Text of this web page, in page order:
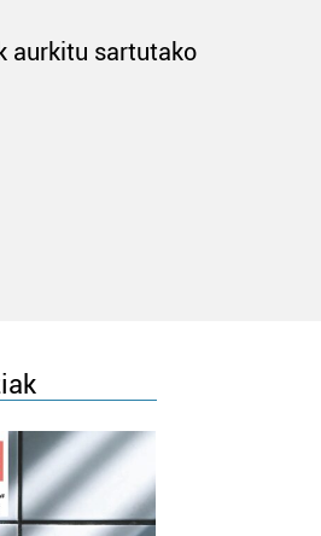
aurkitu sartutako